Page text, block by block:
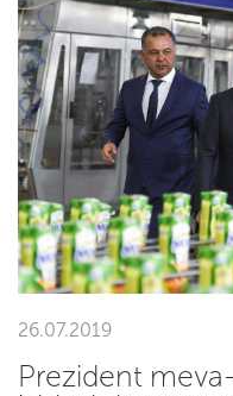
26.07.2019
Prezident